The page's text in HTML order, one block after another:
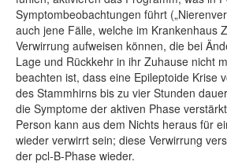
Symptombeobachtungen führt
auch jene Fälle, welche im Krankenhaus
Verwirrung aufweisen können, die bei
Lage und Rückkehr in ihr Zuhause nicht
beachten ist, dass eine Epileptoide Krise
des Stammhirns bis zu vier Stunden
die Symptome der aktiven Phase
Person kann aus dem Nichts heraus für
wieder verwirrt sein; diese Verwirrung
der pcl-B-Phase wieder.